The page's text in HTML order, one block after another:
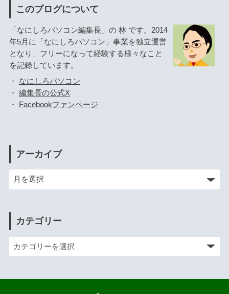
このブログについて
「なにしろパソコン編集長」の 林 です。2014
年5月に「なにしろパソコン」事業を独立運営
となり、フリーになって経験する様々なこと
を記録しています。
・ なにしろパソコン
・ 編集長の公式X
・
Facebookファンページ
アーカイブ
カテゴリー